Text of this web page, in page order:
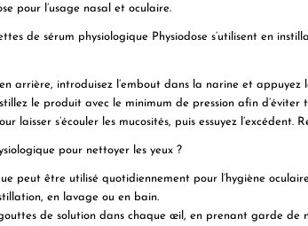
pour l’usage nasal et oculaire.
de sérum physiologique Physiodoses’utilisent en
arrière, introduisez l’embout dans la narine et appuyez
le produit avec le minimum de pression afin d’éviter
laisser s’écouler les mucosités, puis essuyez l’excédent.
pour nettoyer les yeux ?
peut être utilisé quotidiennement pour l’hygiène
en lavage ou en bain.
de solution dans chaque œil, en prenant garde de